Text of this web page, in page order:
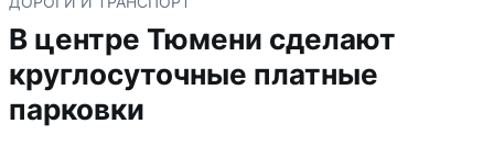
В центре Тюмени сделают
круглосуточные платные
парковки